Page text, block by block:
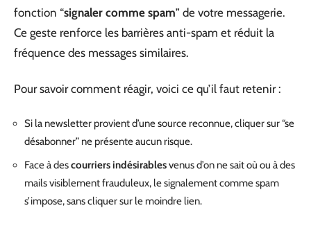
fonction “signaler comme spam” de votre messagerie.
Ce geste renforce les barrières anti-spam et réduit la
fréquence des messages similaires.
Pour savoir comment réagir, voici ce qu’il faut retenir :
Si la newsletter provient d’une source reconnue, cliquer sur “se
désabonner” ne présente aucun risque.
Face à descourriers indésirablesvenus d’on ne sait où ou à des
mails visiblement frauduleux, le signalement comme spam
s’impose, sans cliquer sur le moindre lien.